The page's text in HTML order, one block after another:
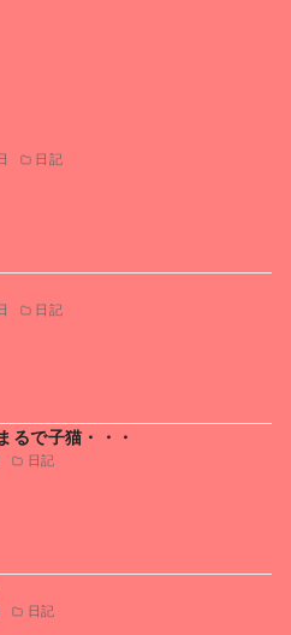
日記
日記
日記
るで子猫・・・
日記